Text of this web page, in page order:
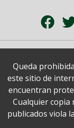
Queda
este sitio de
encuentran
Cualquier copia
publicados viola